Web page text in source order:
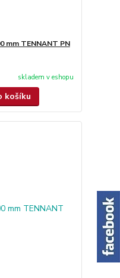
mm TENNANT PN
skladem v eshopu
košíku